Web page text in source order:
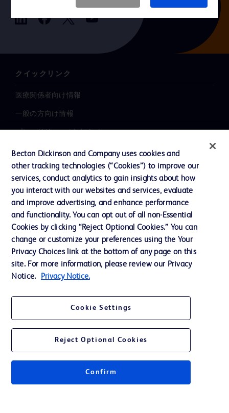
クイックリンク
医療関係者向け情報
一般の方向け情報
プレスリリース / お知らせ
インクルージョン、ダイバー
シティ ＆ エクイティ
投資家向け情報（英語）
会社案内
お問い合わせ
Cookie Preferences
プライバシーポリシー
© 2026 BD. All rights reserved. BD and the BD Logo are trademarks of
Becton, Dickinson and Company. All other trademarks are the property of
Becton Dickinson and Company uses cookies and
other tracking technologies (“Cookies”) to improve our
services, conduct analytics to gain insights about how
you interact with our websites and services, evaluate
and improve advertising, and enhance performance
and functionality. You can opt out of all non-Essential
Cookies by clicking “Reject Optional Cookies.” You can
change or customize your preferences using the Your
Privacy Choices link at the bottom of any page on this
site. For more information, please review our Privacy
Notice.
Privacy Notice.
Cookie Settings
Reject Optional Cookies
Confirm